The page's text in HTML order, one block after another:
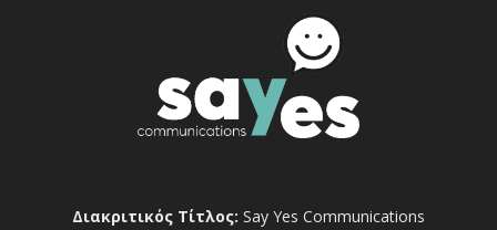
Διακριτικός Τίτλος: Say Yes Communications